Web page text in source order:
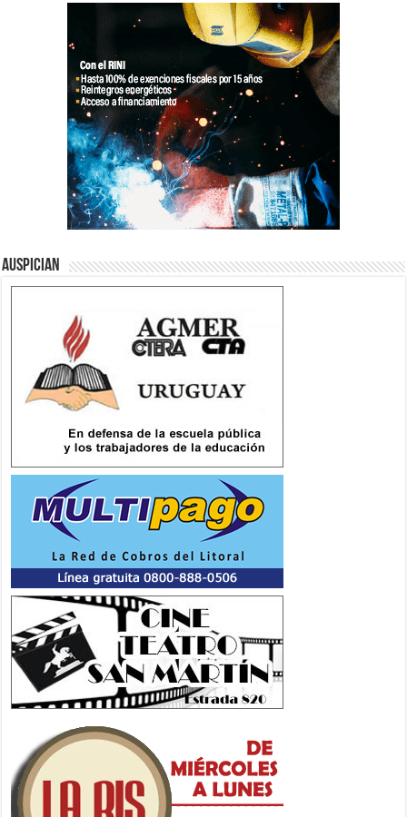
Auspician